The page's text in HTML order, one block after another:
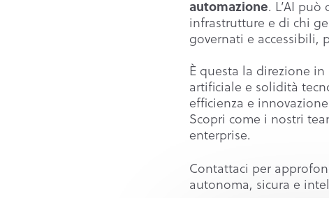
automazione. L’AI
infrastrutture e di chi
governati e accessibili,
È questa la direzione
artificiale e solidità
efficienza e
Scopri come i nostri
enterprise.
Contattaci per
autonoma, sicura e